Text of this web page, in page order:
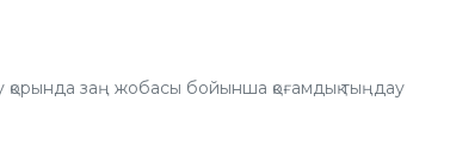
қорында заң жобасы бойынша қоғамдық тыңдау